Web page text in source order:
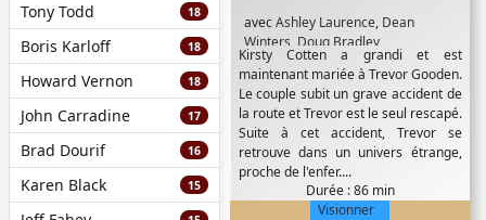
Tony Todd 18
Boris Karloff 18
Howard Vernon 18
John Carradine 17
Brad Dourif 16
Karen Black 15
avecAshley Laurence, Dean
Winters Doug Bradley
Kirsty Cotten a grandi et est
maintenant mariée à Trevor Gooden.
Le couple subit un grave accident de
la route et Trevor est le seul rescapé.
Suite à cet accident, Trevor se
retrouve dans un univers étrange,
proche de l'enfer....
Durée : 86 min
Visionner